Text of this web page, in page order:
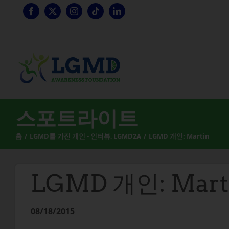
스포트라이트
홈 LGMD를 가진 개인 - 인터뷰 LGMD2A LGMD 개인: Martin
LGMD 개인:
08/18/2015